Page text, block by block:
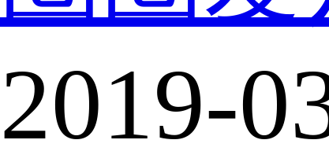
2019-